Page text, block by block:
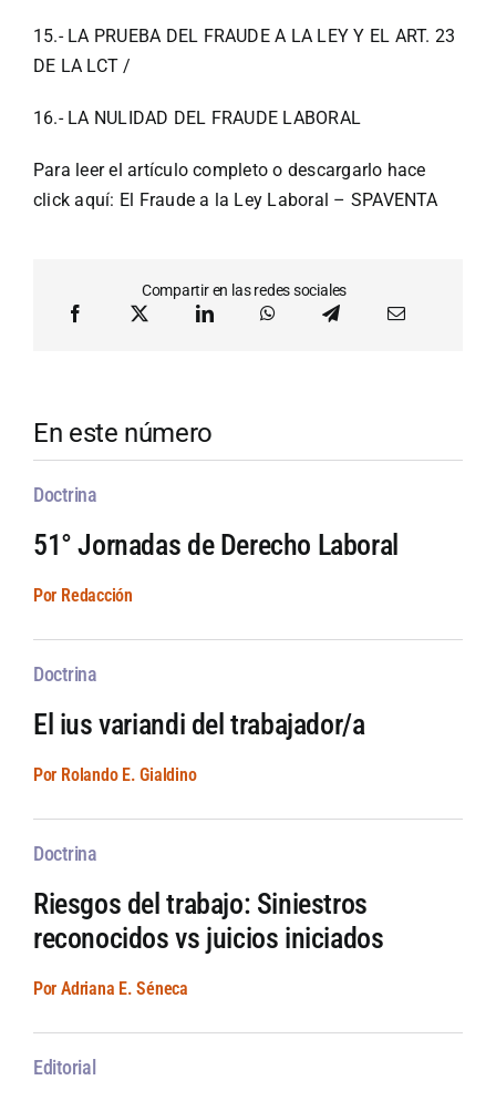
15.- LA PRUEBA DEL FRAUDE A LA LEY Y EL ART. 23
DE LA LCT /
16.- LA NULIDAD DEL FRAUDE LABORAL
Para leer el artículo completo o descargarlo hace
click aquí: El Fraude a la Ley Laboral – SPAVENTA
Compartir en las redes sociales
En este número
Doctrina
51° Jornadas de Derecho Laboral
Por Redacción
Doctrina
El ius variandi del trabajador/a
Por Rolando E. Gialdino
Doctrina
Riesgos del trabajo: Siniestros
reconocidos vs juicios iniciados
Por Adriana E. Séneca
Editorial